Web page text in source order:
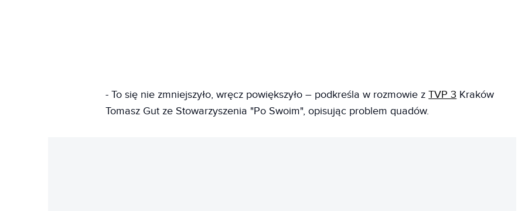
- To się nie zmniejszyło, wręcz powiększyło – podkreśla w rozmowie zTVP 3 Kraków
Tomasz Gut ze Stowarzyszenia "Po Swoim", opisując problem quadów.